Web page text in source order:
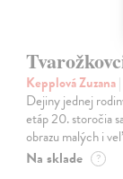
Kepplová Zuzana
Dejiny jednej
etáp 20. storočia
obrazu malých i
Na sklade ?